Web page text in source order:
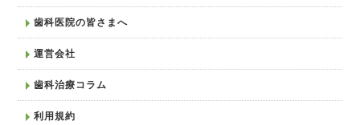
歯科医院の皆さまへ
運営会社
歯科治療コラム
利用規約